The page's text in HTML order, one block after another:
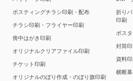
ポスティングチラシ印刷・配布
チラシ印刷・フライヤー印刷
喪中はがき印刷
オリジナルクリアファイル印刷
チケット印刷
オリジナルのぼり作成・のぼり旗印刷
折り
印刷
ポス
封筒
資料印
横断